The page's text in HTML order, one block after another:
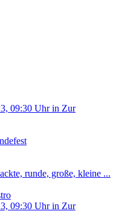
09:30 Uhr in Zur
runde, große, kleine ...
09:30 Uhr in Zur